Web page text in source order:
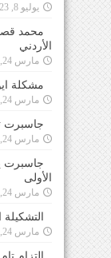
يوليو 8, 2023
محمد
الأردني
مارس 24, 2021
مشكلة
مارس 24, 2021
جاسبرت
مارس 24, 2021
جاسبرت
الأولى
مارس 24, 2021
مارس 24, 2021